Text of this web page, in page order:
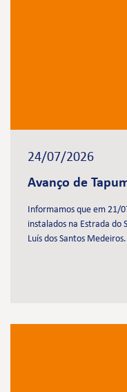
24/07/2026
Avanço de
Informamos que em 21/
instalados na Estrada do
Luís dos Santos Medeiros.